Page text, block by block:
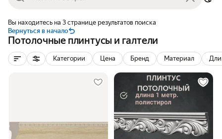
Вы находитесь на 3 странице результатов поиска
Вернуться в начало
Потолочные плинтусы и галтели
Категории Цена Бренд Материал